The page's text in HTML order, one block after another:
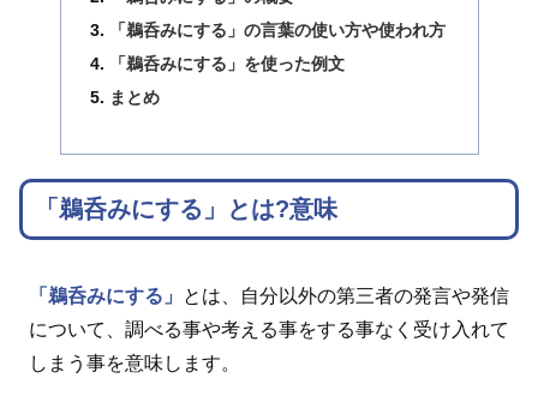
「鵜呑みにする」の言葉の使い方や使われ方
「鵜呑みにする」を使った例文
まとめ
「鵜呑みにする」とは?意味
「鵜呑みにする」
とは、自分以外の第三者の発言や発信
について、調べる事や考える事をする事なく受け入れて
しまう事を意味します。